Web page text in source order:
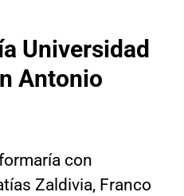
Universidad
Antonio
con
Zaldivia, Franco